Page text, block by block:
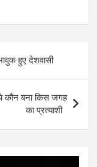
हुए देशवासी
कौन बना किस जगह
का प्रत्याशी